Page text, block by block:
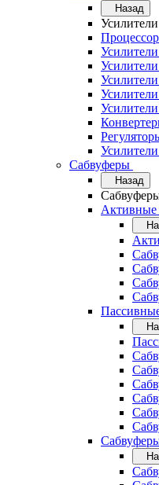
Назад
Усилители
Сабвуферы
Назад
Активные